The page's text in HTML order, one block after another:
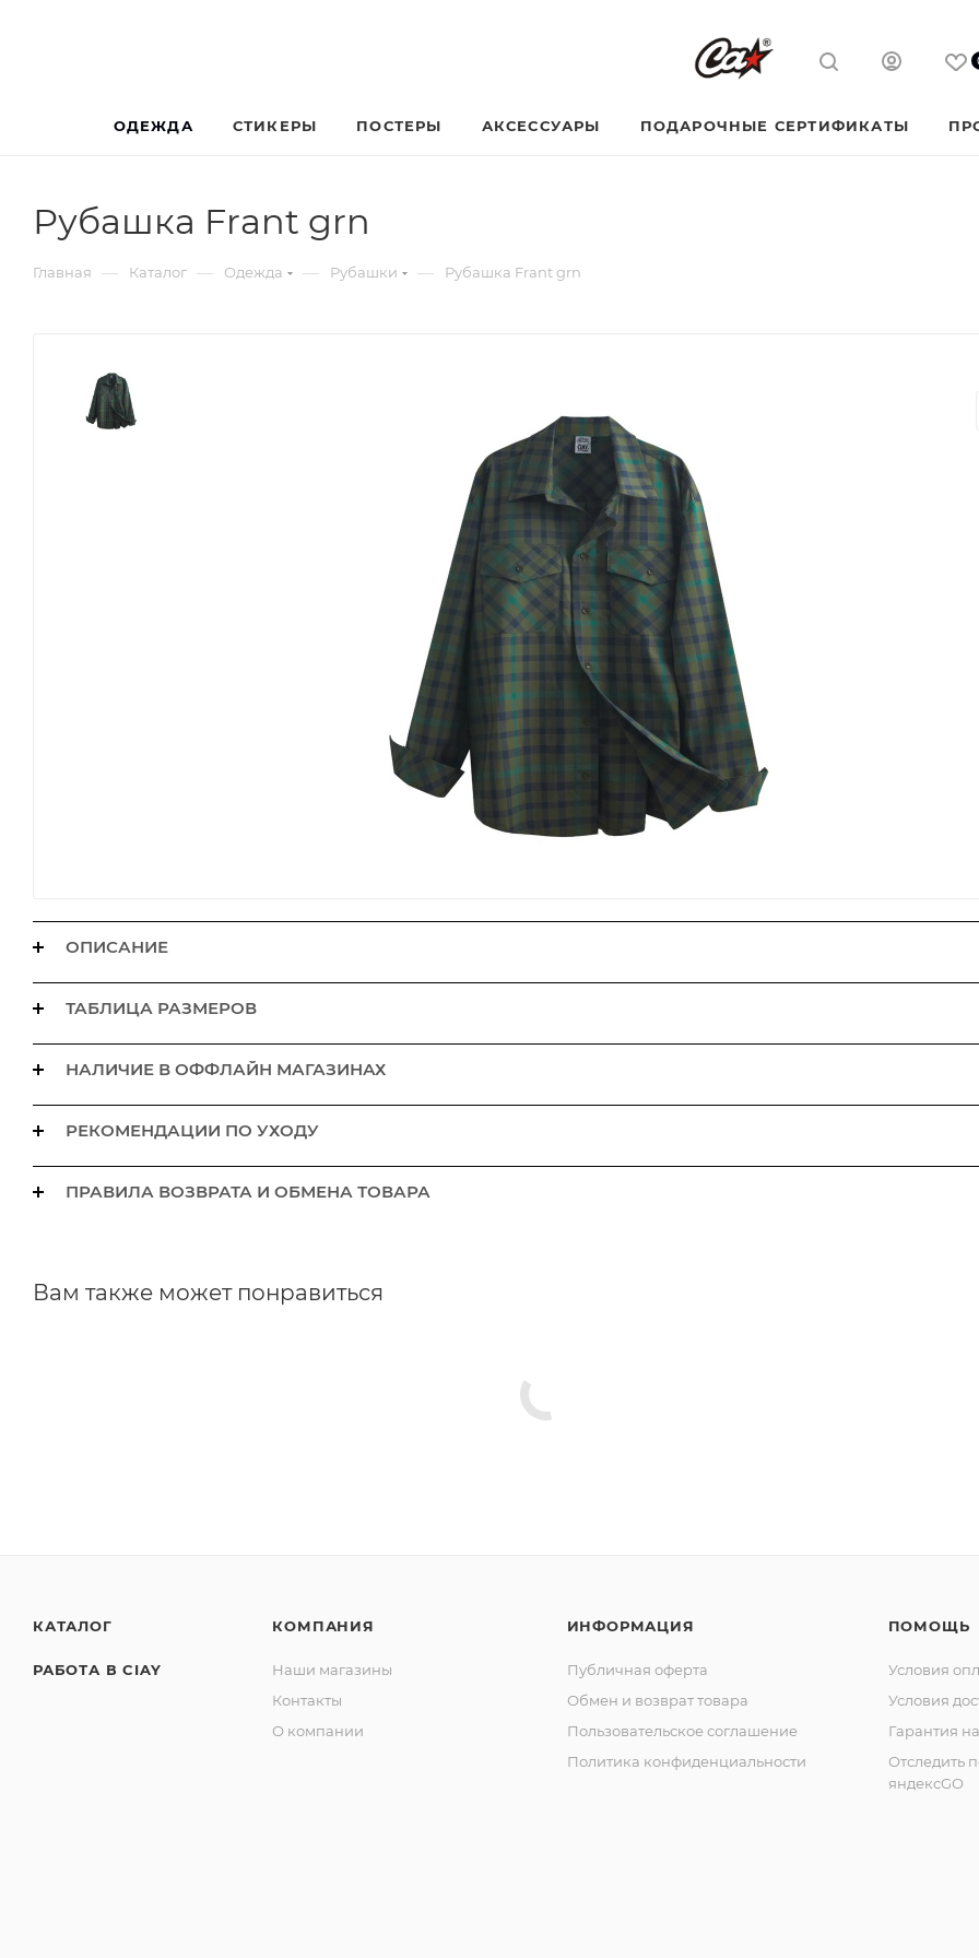
ОДЕЖДА СТИКЕРЫ ПОСТЕРЫ АКСЕССУАРЫ ПОДАРОЧНЫЕ СЕРТИФИКАТЫ
Рубашка Frant grn
Главная — Каталог — Одежда — Рубашки — Рубашка Frant grn
ОПИСАНИЕ
ТАБЛИЦА РАЗМЕРОВ
НАЛИЧИЕ В ОФФЛАЙН МАГАЗИНАХ
РЕКОМЕНДАЦИИ ПО УХОДУ
ПРАВИЛА ВОЗВРАТА И ОБМЕНА ТОВАРА
Вам также может понравиться
КАТАЛОГ
РАБОТА В CIAY
КОМПАНИЯ
Наши магазины
Контакты
О компании
ИНФОРМАЦИЯ
Публичная оферта
Обмен и возврат товара
Пользовательское соглашение
Политика конфиденциальности
ПОМОЩЬ
Условия
Условия
Гарантия
Отследить
яндексGO